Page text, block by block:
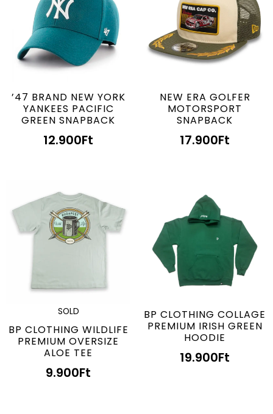
’47 BRAND NEW YORK
YANKEES PACIFIC
GREEN SNAPBACK
12.900Ft
NEW ERA GOLFER
MOTORSPORT
SNAPBACK
17.900Ft
SOLD
BP CLOTHING WILDLIFE
PREMIUM OVERSIZE
ALOE TEE
9.900Ft
BP CLOTHING COLLAGE
PREMIUM IRISH GREEN
HOODIE
19.900Ft